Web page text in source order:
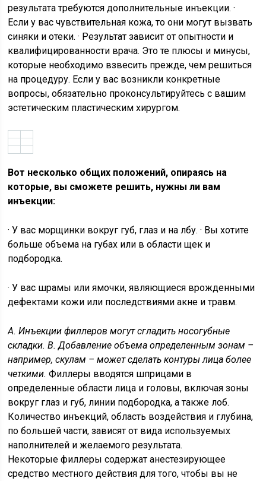
результата требуются дополнительные инъекции. ·
Если у вас чувствительная кожа, то они могут вызвать
синяки и отеки. · Результат зависит от опытности и
квалифицированности врача. Это те плюсы и минусы,
которые необходимо взвесить прежде, чем решиться
на процедуру. Если у вас возникли конкретные
вопросы, обязательно проконсультируйтесь с вашим
эстетическим пластическим хирургом.
Вот несколько общих положений, опираясь на
которые, вы сможете решить, нужны ли вам
инъекции:
· У вас морщинки вокруг губ, глаз и на лбу. · Вы хотите
больше объема на губах или в области щек и
подбородка.
· У вас шрамы или ямочки, являющиеся врожденными
дефектами кожи или последствиями акне и травм.
A. Инъекции филлеров могут сгладить носогубные
складки. B. Добавление объема определенным зонам –
например, скулам – может сделать контуры лица более
четкими. Филлеры вводятся шприцами в
определенные области лица и головы, включая зоны
вокруг глаз и губ, линии подбородка, а также лоб.
Количество инъекций, область воздействия и глубина,
по большей части, зависят от вида используемых
наполнителей и желаемого результата.
Некоторые филлеры содержат анестезирующее
средство местного действия для того, чтобы вы не